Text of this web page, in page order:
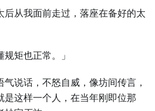
后从我面前走过，落座在备好的太
规矩也正常。」
说话，不怒自威，像坊间传言，
是这样一个人，在当年刚即位那